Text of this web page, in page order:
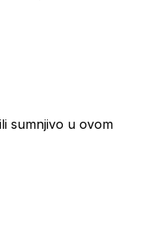
sumnjivo u ovom